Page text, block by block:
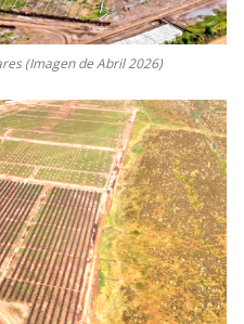
(Imagen de Abril 2026)